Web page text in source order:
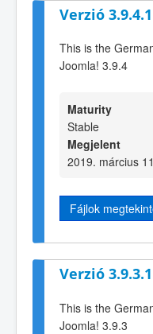
Verzió 3.9.4.1
This is the
Joomla! 3.9.4
Maturity
Stable
Megjelent
2019. március
Fájlok
Verzió 3.9.3.1
This is the
Joomla! 3.9.3